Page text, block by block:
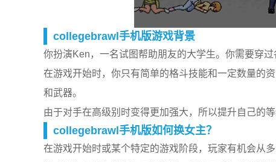
collegebrawl手机版游戏背景
你扮演Ken，一名试图帮助朋友的大学生。你需要穿
在游戏开始时，你只有简单的格斗技能和一定数量的
和武器。
由于对手在高级别时变得更加强大，所以提升自己的
collegebrawl手机版如何换女主？
在游戏开始时或某个特定的游戏阶段，玩家有机会从